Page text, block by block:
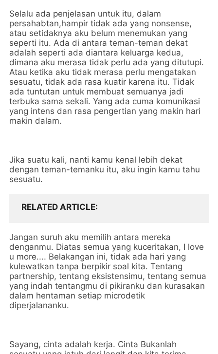
Selalu ada penjelasan untuk itu, dalam
persahabtan,hampir tidak ada yang nonsense,
atau setidaknya aku belum menemukan yang
seperti itu. Ada di antara teman-teman dekat
adalah seperti ada diantara keluarga kedua,
dimana aku merasa tidak perlu ada yang ditutupi.
Atau ketika aku tidak merasa perlu mengatakan
sesuatu, tidak ada rasa kuatir karena itu. Tidak
ada tuntutan untuk membuat semuanya jadi
terbuka sama sekali. Yang ada cuma komunikasi
yang intens dan rasa pengertian yang makin hari
makin dalam.
Jika suatu kali, nanti kamu kenal lebih dekat
dengan teman-temanku itu, aku ingin kamu tahu
sesuatu.
RELATED ARTICLE
Jangan suruh aku memilih antara mereka
denganmu. Diatas semua yang kuceritakan, I love
u more.... Belakangan ini, tidak ada hari yang
kulewatkan tanpa berpikir soal kita. Tentang
partnership, tentang eksistensimu, tentang semua
yang indah tentangmu di pikiranku dan kurasakan
dalam hentaman setiap microdetik
diperjalananku.
Sayang, cinta adalah kerja. Cinta Bukanlah